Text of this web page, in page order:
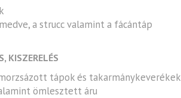
a strucc valamint a fácántáp
KISZERELÉS
tápok és takarmánykeverékek
ömlesztett áru